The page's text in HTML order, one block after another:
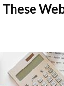
These